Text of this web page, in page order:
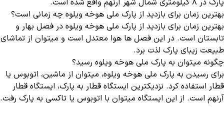
پارک در ۸ کیلومتری شمال شهر آرنهم واقع شده است.
بهترین زمان برای بازدید از پارک ملی هوخه ویلوه چه زمانی است؟
بهترین زمان برای بازدید از پارک ملی هوخه ویلوه در فصل بهار و
تابستان است. در این فصل ها هوا معتدل است و میتوان از تماشای
طبیعت زیبای پارک لذت برد.
چگونه میتوان به پارک ملی هوخه ویلوه رسید؟
برای رسیدن به پارک ملی هوخه ویلوه، میتوان از ماشین، اتوبوس یا
قطار استفاده کرد. نزدیکترین ایستگاه قطار به پارک، ایستگاه قطار
آرنهم است. از این ایستگاه میتوان با اتوبوس یا تاکسی به پارک رفت.